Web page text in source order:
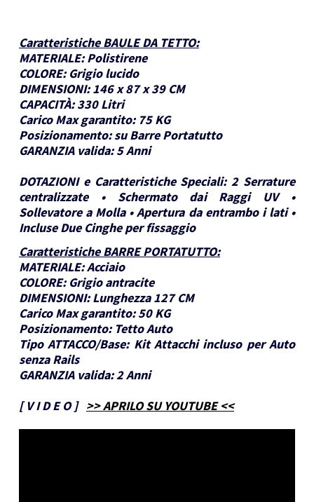
Caratteristiche BAULE DA TETTO:
MATERIALE: Polistirene
COLORE: Grigio lucido
DIMENSIONI: 146 x 87 x 39 CM
CAPACITÀ: 330 Litri
Carico Max garantito: 75 KG
Posizionamento: su Barre Portatutto
GARANZIA valida: 5 Anni
DOTAZIONI e Caratteristiche Speciali: 2 Serrature
centralizzate • Schermato dai Raggi UV •
Sollevatore a Molla • Apertura da entrambo i lati •
Incluse Due Cinghe per fissaggio
Caratteristiche BARRE PORTATUTTO:
MATERIALE:Acciaio
COLORE: Grigio antracite
DIMENSIONI: Lunghezza 127 CM
Carico Max garantito: 50 KG
Posizionamento: Tetto Auto
Tipo ATTACCO/Base: Kit Attacchi incluso per Auto
senza Rails
GARANZIA valida:2 Anni
[V I D E O] >> APRILO SU YOUTUBE <<